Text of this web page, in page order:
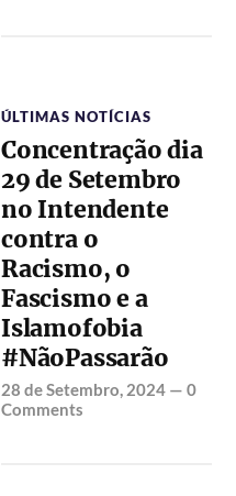
ÚLTIMAS NOTÍCIAS
Concentração dia
29 de Setembro
no Intendente
contra o
Racismo, o
Fascismo e a
Islamofobia
#NãoPassarão
28 de Setembro, 2024 —0
Comments